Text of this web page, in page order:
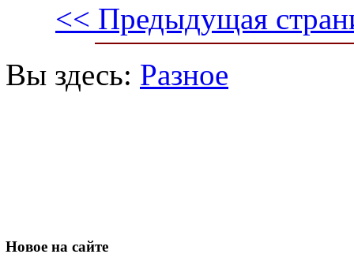
<< Предыдущая
Вы здесь: Разное
Новое на сайте